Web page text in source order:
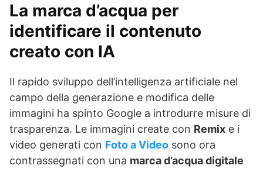
La marca d’acqua per
identificare il contenuto
creato con IA
Il rapido sviluppo dell’intelligenza artificiale nel
campo della generazione e modifica delle
immagini ha spinto Google a introdurre misure di
trasparenza. Le immagini create con Remix e i
video generati con Foto a Video sono ora
contrassegnati con una marca d’acqua digitale